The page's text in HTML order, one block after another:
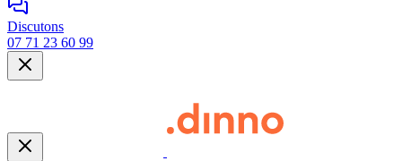
Discutons
07 71 23 60 99